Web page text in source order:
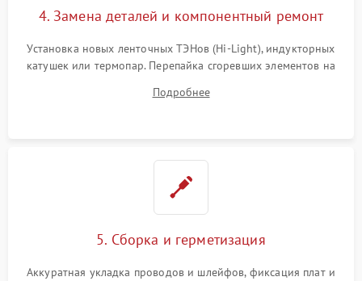
4. Замена деталей и компонентный ремонт
Установка новых ленточных ТЭНов (Hi-Light), индукторных
катушек или термопар. Перепайка сгоревших элементов на
дорожек. Очистка контактов и замена поврежденной
Подробнее
5. Сборка и герметизация
Аккуратная укладка проводов и шлейфов, фиксация плат и